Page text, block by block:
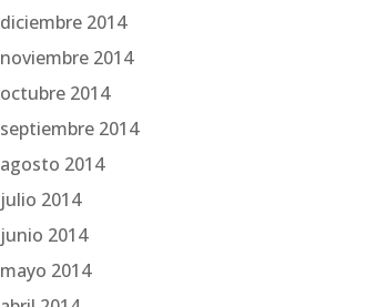
diciembre 2014
noviembre 2014
octubre 2014
septiembre 2014
agosto 2014
julio 2014
junio 2014
mayo 2014